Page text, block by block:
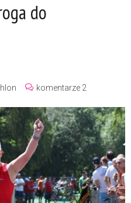
do
komentarze 2